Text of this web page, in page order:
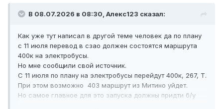
В 08.07.2026 в 08:30, Алекс123 сказал:
Как уже тут написал в другой теме человек да по плану
с 11 июля перевод в сзао должен состоятся маршрута
400к на электробусы.
Но мне сообщили свой источник.
С 11 июля по плану на электробусы перейдут 400к, 267, Т.
При этом возможно 403 маршрут из Митино уйдет.
Но самое главное для это запуска должны придти б/у